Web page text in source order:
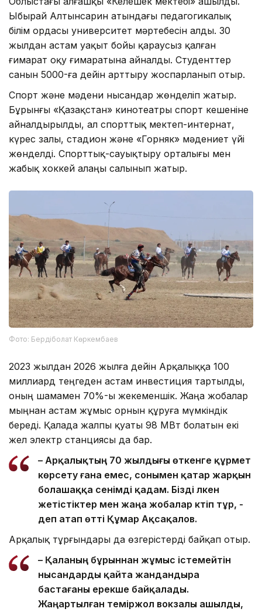
Ыбырай Алтынсарин атындағы педагогикалық
білім ордасы университет мәртебесін алды. 30
жылдан астам уақыт бойы қараусыз қалған
ғимарат оқу ғимаратына айналды. Студенттер
санын 5000-ға дейін арттыру жоспарланып отыр.
Спорт және мәдени нысандар жөнделіп жатыр.
Бұрынғы «Қазақстан» кинотеатры спорт кешеніне
айналдырылды, ал спорттық мектеп-интернат,
күрес залы, стадион және «Горняк» мәдениет үйі
жөнделді. Спорттық-сауықтыру орталығы мен
жабық хоккей алаңы салынып жатыр.
Фото: Бердіболат Көркембаев
2023 жылдан 2026 жылға дейін Арқалыққа 100
миллиард теңгеден астам инвестиция тартылды,
оның шамамен 70%-ы жекеменшік. Жаңа жобалар
мыңнан астам жұмыс орнын құруға мүмкіндік
береді. Қалада жалпы қуаты 98 МВт болатын екі
жел электр станциясы да бар.
– Арқалықтың 70 жылдығы өткенге құрмет
көрсету ғана емес, сонымен қатар жарқын
болашаққа сенімді қадам. Бізді үлкен
жетістіктер мен жаңа жобалар күтіп тұр, -
деп атап өтті Құмар Ақсақалов.
Арқалық тұрғындары да өзгерістерді байқап отыр.
– Қаланың бұрыннан жұмыс істемейтін
нысандарды қайта жандандыра
бастағаны ерекше байқалады.
Жаңартылған теміржол вокзалы ашылды,